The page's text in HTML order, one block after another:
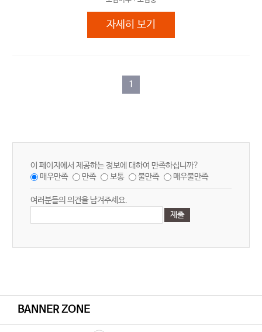
집콕탈출 패밀리PICK
자세히 보기
1
이 페이지에서 제공하는 정보에 대하여 만족하십니까?
매우만족
만족 보통 불만족 매우불만족
여러분들의 의견을 남겨주세요.
BANNER ZONE